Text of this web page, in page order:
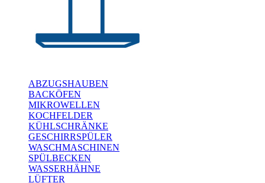
ABZUGSHAUBEN
BACKÖFEN
MIKROWELLEN
KOCHFELDER
KÜHLSCHRÄNKE
GESCHIRRSPÜLER
WASCHMASCHINEN
SPÜLBECKEN
WASSERHÄHNE
LÜFTER